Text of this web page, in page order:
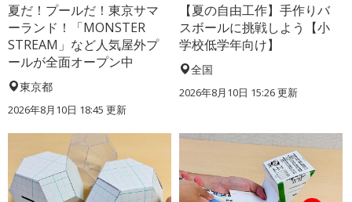
夏だ！プールだ！東京サマ
ーランド！「MONSTER
STREAM」など人気屋外プ
ールが全面オープン中
東京都
2026年8月10日 18:45 更新
【夏の自由工作】手作りバ
スボールに挑戦しよう【小
学校低学年向け】
全国
2026年8月10日 15:26更新